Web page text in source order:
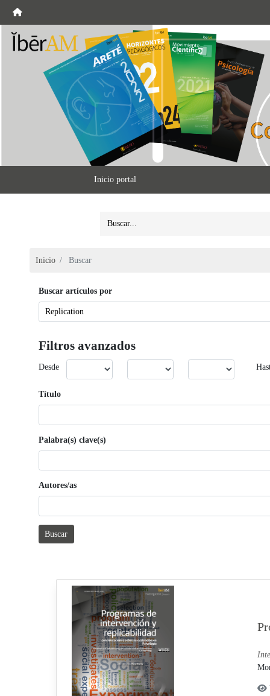
Inicio portal
Inicio Buscar
Buscar artículos por
Filtros avanzados
Desde
Título
Palabra(s) clave(s)
Autores/as
Buscar